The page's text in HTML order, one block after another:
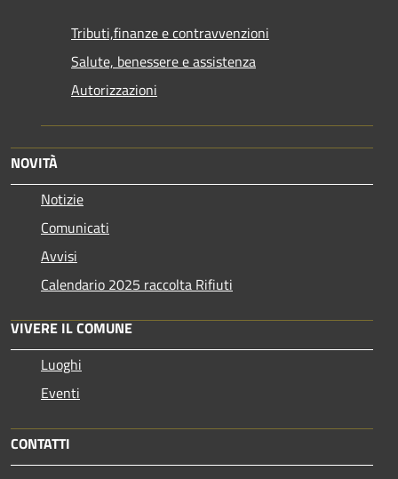
Tributi,finanze e contravvenzioni
Salute, benessere e assistenza
Autorizzazioni
NOVITÀ
Notizie
Comunicati
Avvisi
Calendario 2025 raccolta Rifiuti
VIVERE IL COMUNE
Luoghi
Eventi
CONTATTI